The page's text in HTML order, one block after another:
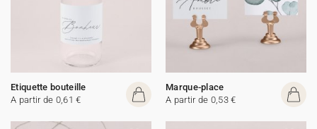
Etiquette bouteille
A partir de 0,61 €
Marque-place
A partir de 0,53 €